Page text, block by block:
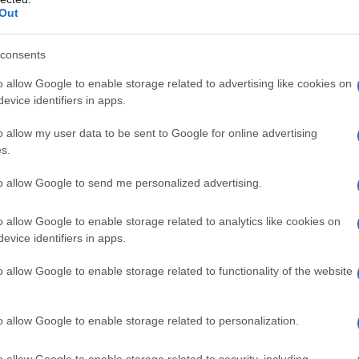
allow Google to enable storage related to advertising like cookies on
identifiers in apps.
allow my user data to be sent to Google for online advertising
allow Google to send me personalized advertising.
allow Google to enable storage related to analytics like cookies on
identifiers in apps.
allow Google to enable storage related to functionality of the website
allow Google to enable storage related to personalization.
perfetta che anticipa il
troveranno un lato particolare della città
ed eventi straordinari